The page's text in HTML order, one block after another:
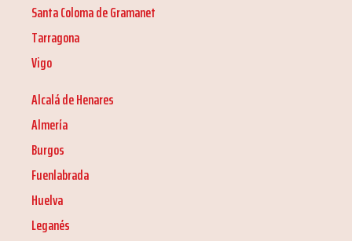
Santa Coloma de Gramanet
Tarragona
Vigo
Alcalá de Henares
Almería
Burgos
Fuenlabrada
Huelva
Leganés